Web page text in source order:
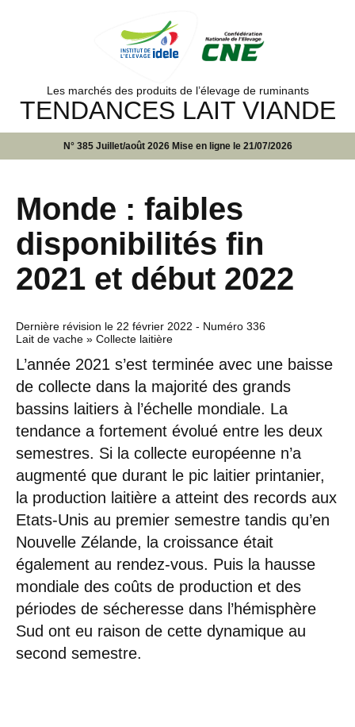
Les marchés des produits de l’élevage de ruminants
TENDANCES LAIT VIANDE
N° 385 Juillet/août 2026 Mise en ligne le 21/07/2026
Monde : faibles
disponibilités fin
2021 et début 2022
Dernière révision le 22 février 2022 - Numéro 336
Lait de vache » Collecte laitière
L’année 2021 s’est terminée avec une baisse
de collecte dans la majorité des grands
bassins laitiers à l’échelle mondiale. La
tendance a fortement évolué entre les deux
semestres. Si la collecte européenne n’a
augmenté que durant le pic laitier printanier,
la production laitière a atteint des records aux
Etats-Unis au premier semestre tandis qu’en
Nouvelle Zélande, la croissance était
également au rendez-vous. Puis la hausse
mondiale des coûts de production et des
périodes de sécheresse dans l’hémisphère
Sud ont eu raison de cette dynamique au
second semestre.